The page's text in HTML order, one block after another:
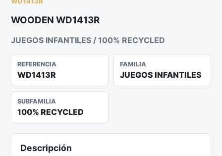
WOODEN WD1413R
JUEGOS INFANTILES / 100% RECYCLED
REFERENCIA
WD1413R
FAMILIA
JUEGOS INFANTILES
SUBFAMILIA
100% RECYCLED
Descripción